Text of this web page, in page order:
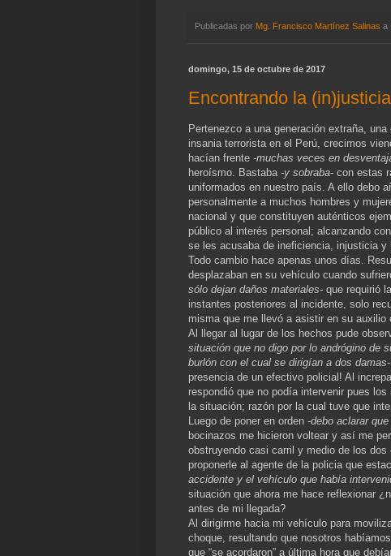
Publicadas por Mg. Francisco Martínez Salinas a
domingo, 15 de octubre de 2017
Encontrando la
Pertenezco a una generación extraña,
insania terrorista en el Perú, crecimos
hacían frente -muchas veces en
heroísmo. Bastaba -y sobraba- con estas
uniformados en nuestro país. A ello debo
personalmente a muchos hombres y
nacional y que constituyen auténticos
público al interés personal; alcanzando
se les acusaba de ineficiencia, injusticia y
Todo cambio hace apenas unos días.
desplazaban en su vehículo cuando
sólo dejan daños materiales- que requirió
instantes posteriores al incidente, solo
misma que me llevó a asistir en su auxilio
Al llegar al lugar de los hechos pude
situación que no digo por lo andrógino de
burlón con el cual se dirigían a dos damas-
presencia de un efectivo policial! Al
respondió que no podía intervenir pues
la situación; razón por la cual tuve que
Luego de poner en orden -debo aclarar
bocinazos me hicieron voltear y así me
obstruyendo casi carril y medio de los
proponerle al agente de la policia que
accidente y el vehículo que había
situación que ahora me hace reflexionar
antes de mi llegada?
Al dirigirme hacia mi vehículo para
choque, resultando que nosotros
que “se acordaron” a última hora que